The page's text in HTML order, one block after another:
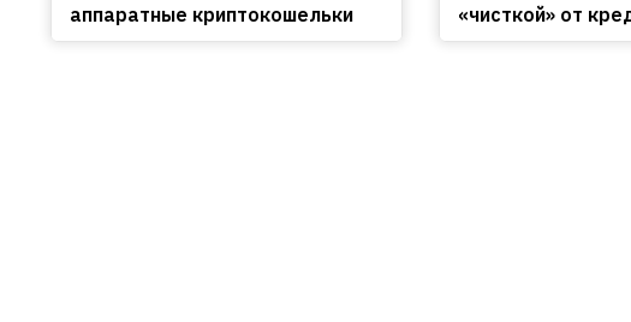
аппаратные криптокошельки
«чисткой» от